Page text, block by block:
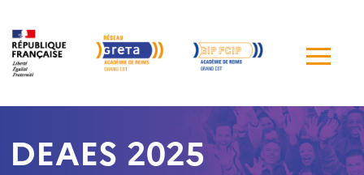
de
DEAES 2025